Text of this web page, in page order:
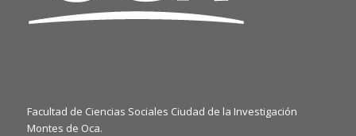
Facultad de Ciencias Sociales Ciudad de la Investigación
Montes de Oca.